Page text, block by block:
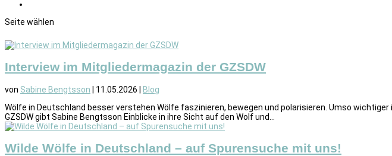
Seite wählen
Interview im Mitgliedermagazin der GZSDW
von Sabine Bengtsson 11.05.2026
Blog
Wölfe in Deutschland besser verstehen Wölfe faszinieren, bewegen und polarisieren. Umso
GZSDW gibt Sabine Bengtsson Einblicke in ihre Sicht auf den Wolf und...
Wilde Wölfe in Deutschland – auf Spurensuche mit uns!